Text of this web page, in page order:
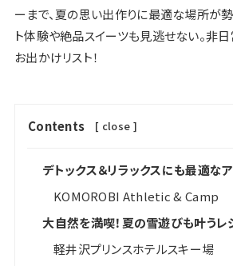
ーまで、夏の思い出作りに最適な場所が
ト体験や絶品スイーツも見逃せない。非
お出かけリスト！
Contents [ close ]
デトックス＆リラックスにも最適な
KOMOROBI Athletic & Camp
大自然を満喫！夏の雪遊びも叶うレ
軽井沢プリンスホテルスキー場